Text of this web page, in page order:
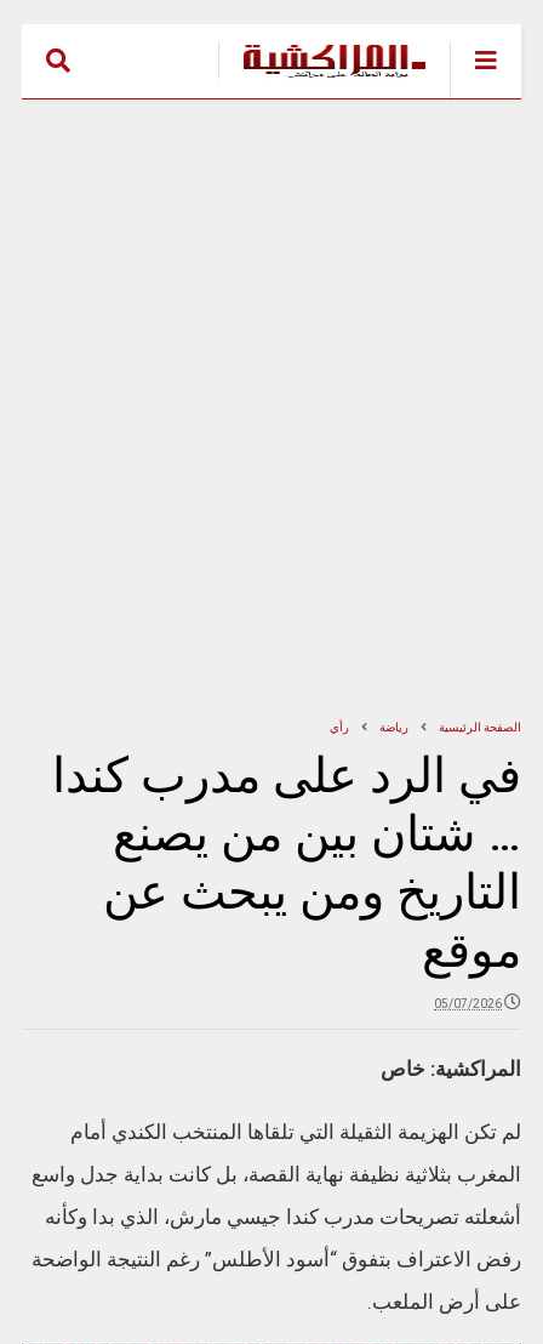
الصفحة الرئيسية رياضة رأي
في الرد على مدرب كندا
… شتان بين من يصنع
التاريخ ومن يبحث عن
موقع
05/07/2026
المراكشية: خاص
لم تكن الهزيمة الثقيلة التي تلقاها المنتخب الكندي أمام
المغرب بثلاثية نظيفة نهاية القصة، بل كانت بداية جدل واسع
أشعلته تصريحات مدرب كندا جيسي مارش، الذي بدا وكأنه
رفض الاعتراف بتفوق “أسود الأطلس” رغم النتيجة الواضحة
على أرض الملعب.